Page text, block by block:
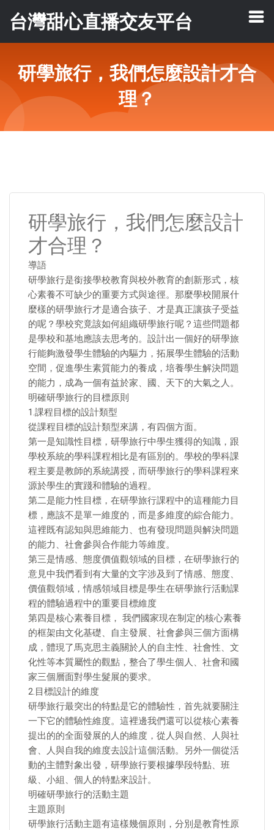
台灣甜心直播交友平台
研學旅行，我們怎麼設計才合
理？
研學旅行，我們怎麼設計
才合理？
導語
研學旅行是銜接學校教育與校外教育的創新形式，核
心素養不可缺少的重要方式與途徑。那麼學校開展什
麼樣的研學旅行才是適合孩子、才是真正讓孩子受益
的呢？學校究竟該如何組織研學旅行呢？這些問題都
是學校和基地應該去思考的。設計出一個好的研學旅
行能夠激發學生體驗的內驅力，拓展學生體驗的活動
空間，促進學生素質能力的養成，培養學生解決問題
的能力，成為一個有益於家、國、天下的大氣之人。
明確研學旅行的目標原則
1.課程目標的設計類型
從課程目標的設計類型來講，有四個方面。
第一是知識性目標，研學旅行中學生獲得的知識，跟
學校系統的學科課程相比是有區別的。學校的學科課
程主要是教師的系統講授，而研學旅行的學科課程來
源於學生的實踐和體驗的過程。
第二是能力性目標，在研學旅行課程中的這種能力目
標，應該不是單一維度的，而是多維度的綜合能力。
這裡既有認知與思維能力、也有發現問題與解決問題
的能力、社會參與合作能力等維度。
第三是情感、態度價值觀領域的目標，在研學旅行的
意見中我們看到有大量的文字涉及到了情感、態度、
價值觀領域，情感領域目標是學生在研學旅行活動課
程的體驗過程中的重要目標維度
第四是核心素養目標， 我們國家現在制定的核心素養
的框架由文化基礎、自主發展、社會參與三個方面構
成，體現了馬克思主義關於人的自主性、社會性、文
化性等本質屬性的觀點，整合了學生個人、社會和國
家三個層面對學生髮展的要求。
2.目標設計的維度
研學旅行最突出的特點是它的體驗性，首先就要關注
一下它的體驗性維度。這裡邊我們還可以從核心素養
提出的的全面發展的人的維度，從人與自然、人與社
會、人與自我的維度去設計這個活動。另外一個從活
動的主體對象出發，研學旅行要根據學段特點、班
級、小組、個人的特點來設計。
明確研學旅行的活動主題
主題原則
研學旅行活動主題有這樣幾個原則，分別是教育性原